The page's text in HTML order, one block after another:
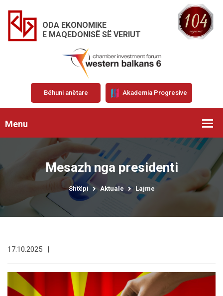
ODA EKONOMIKE
E MAQEDONISË SË VERIUT
Bëhuni anëtare Akademia Progresive
Menu
Mesazh nga presidenti
Shtëpi Aktuale Lajme
17.10.2025 |